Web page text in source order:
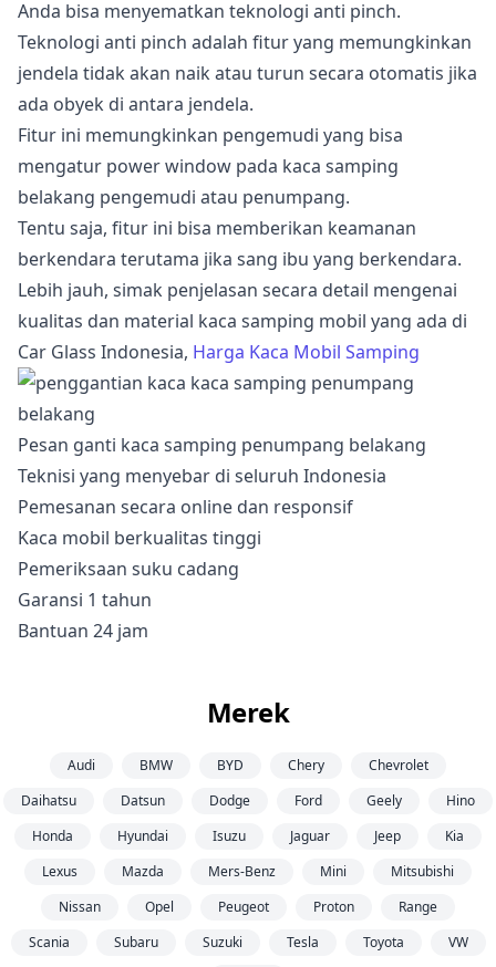
Anda bisa menyematkan teknologi anti pinch.
Teknologi anti pinch adalah fitur yang memungkinkan
jendela tidak akan naik atau turun secara otomatis jika
ada obyek di antara jendela.
Fitur ini memungkinkan pengemudi yang bisa
mengatur power window pada kaca samping
belakang pengemudi atau penumpang.
Tentu saja, fitur ini bisa memberikan keamanan
berkendara terutama jika sang ibu yang berkendara.
Lebih jauh, simak penjelasan secara detail mengenai
kualitas dan material kaca samping mobil yang ada di
Car Glass Indonesia, Harga Kaca Mobil Samping
Pesan ganti kaca samping penumpang belakang
Teknisi yang menyebar di seluruh Indonesia
Pemesanan secara online dan responsif
Kaca mobil berkualitas tinggi
Pemeriksaan suku cadang
Garansi 1 tahun
Bantuan 24 jam
Merek
Audi BMW BYD Chery
Chevrolet
Daihatsu
Datsun Dodge Ford Geely
Hino
Honda
Hyundai Isuzu Jaguar Jeep
Kia
Lexus
Mazda Mers-Benz Mini
Mitsubishi
Nissan
Opel Peugeot Proton
Range
Scania
Subaru Suzuki Tesla Toyota VW